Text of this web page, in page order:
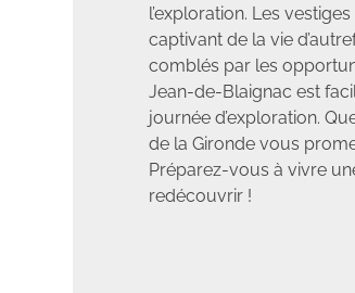
l’exploration. Les
captivant de la vie
comblés par les
Jean-de-Blaignac est
journée d’exploration.
de la Gironde vous
Préparez-vous à vivre
redécouvrir !